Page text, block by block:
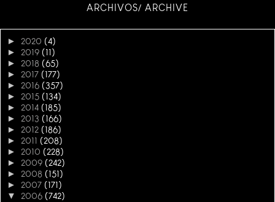
ARCHIVOS/ ARCHIVE
► 2020 (4)
► 2019 (11)
► 2018 (65)
► 2017 (177)
► 2016 (357)
► 2015 (134)
► 2014 (185)
► 2013 (166)
► 2012 (186)
► 2011 (208)
► 2010 (228)
► 2009 (242)
► 2008 (151)
► 2007 (171)
▼ 2006 (742)